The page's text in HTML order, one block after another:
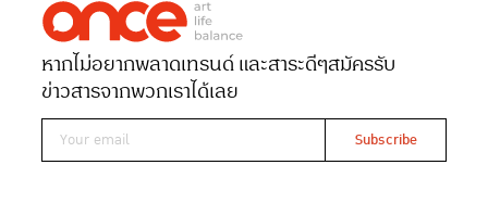
เรื่องณัฐฐาภรณ์ ศิริสลุง
ภาพAnnetology
Date 05-11-2025Views 1413
หากไม่อยากพลาดเทรนด์ และสาระดีๆสมัครรับ
ข่าวสารจากพวกเราได้เลย